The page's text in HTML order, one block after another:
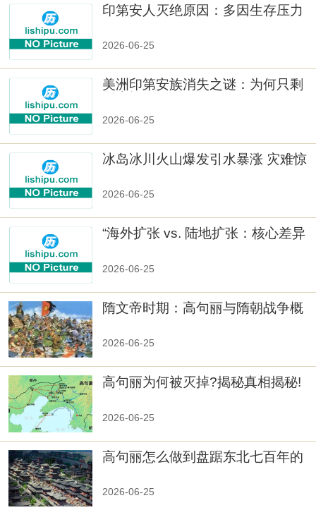
印第安人灭绝原因：多因生存压力
2026-06-25
美洲印第安族消失之谜：为何只剩
2026-06-25
冰岛冰川火山爆发引水暴涨 灾难惊
2026-06-25
“海外扩张 vs. 陆地扩张：核心差异
2026-06-25
隋文帝时期：高句丽与隋朝战争概
2026-06-25
高句丽为何被灭掉?揭秘真相揭秘!
2026-06-25
高句丽怎么做到盘踞东北七百年的
2026-06-25